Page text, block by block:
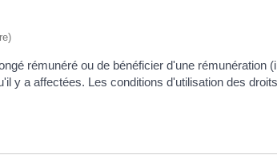
rémunéré ou de bénéficier d'une rémunération
y a affectées. Les conditions d'utilisation des